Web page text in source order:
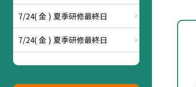
7/24( 金 ) 夏季研修最終日
7/24( 金 ) 夏季研修最終日